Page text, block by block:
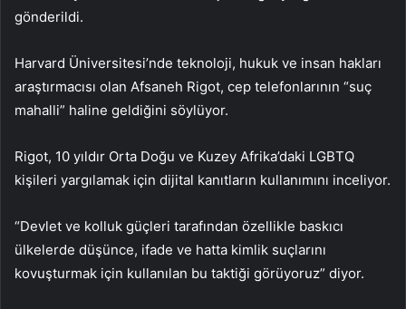
gönderildi.
Harvard Üniversitesi’nde teknoloji, hukuk ve insan hakları
araştırmacısı olan Afsaneh Rigot, cep telefonlarının “suç
mahalli” haline geldiğini söylüyor.
Rigot, 10 yıldır Orta Doğu ve Kuzey Afrika’daki LGBTQ
kişileri yargılamak için dijital kanıtların kullanımını inceliyor.
“Devlet ve kolluk güçleri tarafından özellikle baskıcı
ülkelerde düşünce, ifade ve hatta kimlik suçlarını
kovuşturmak için kullanılan bu taktiği görüyoruz” diyor.